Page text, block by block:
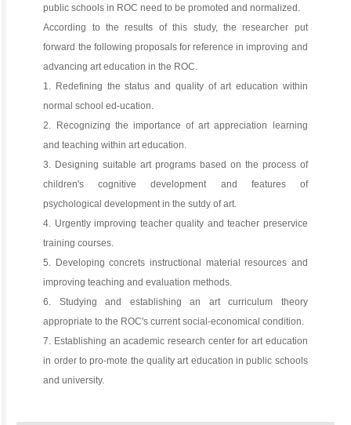
public schools in ROC need to be promoted and normalized.
According to the results of this study, the researcher put
forward the following proposals for reference in improving and
advancing art education in the ROC.
1. Redefining the status and quality of art education within
normal school ed-ucation.
2. Recognizing the importance of art appreciation learning
and teaching within art education.
3. Designing suitable art programs based on the process of
children's cognitive development and features of
psychological development in the sutdy of art.
4. Urgently improving teacher quality and teacher preservice
training courses.
5. Developing concrets instructional material resources and
improving teaching and evaluation methods.
6. Studying and establishing an art curriculum theory
appropriate to the ROC's current social-economical condition.
7. Establishing an academic research center for art education
in order to pro-mote the quality art education in public schools
and university.